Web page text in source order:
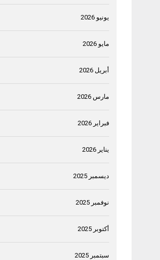
يونيو 2026
مايو 2026
أبريل 2026
مارس 2026
فبراير 2026
يناير 2026
ديسمبر 2025
نوفمبر 2025
أكتوبر 2025
سبتمبر 2025